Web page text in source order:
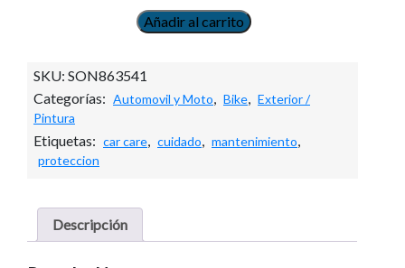
₡4,500.
LUBRICANTE
ULTRA
50ml
Añadir al carrito
SKU: SON863541
Categorías: Automovil y Moto, Bike, Exterior /
Pintura
Etiquetas: car care, cuidado, mantenimiento,
proteccion
Descripción